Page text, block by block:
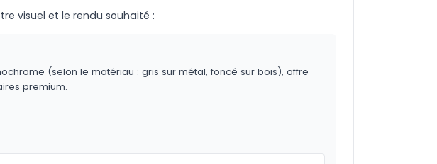
visuel et le rendu souhaité :
(selon le matériau : gris sur métal, foncé sur bois), offre
premium.